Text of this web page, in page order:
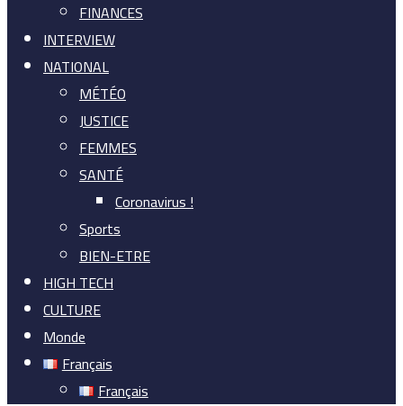
FINANCES
INTERVIEW
NATIONAL
MÉTÉO
JUSTICE
FEMMES
SANTÉ
Coronavirus !
Sports
BIEN-ETRE
HIGH TECH
CULTURE
Monde
Français
Français